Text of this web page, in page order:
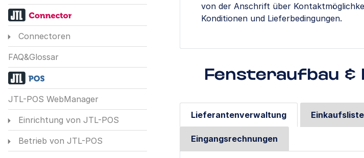
Connectoren
FAQ&Glossar
JTL-POS WebManager
Einrichtung von JTL-POS
Betrieb von JTL-POS
von der Anschrift über
Konditionen und Lieferbedingungen.
Fensteraufbau &
Lieferantenverwaltung
Eingangsrechnungen